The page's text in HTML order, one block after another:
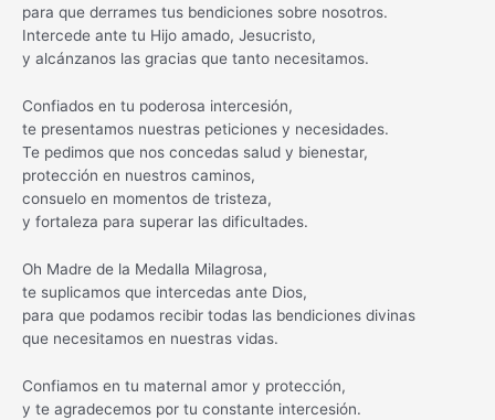
para que derrames tus bendiciones sobre nosotros.
Intercede ante tu Hijo amado, Jesucristo,
y alcánzanos las gracias que tanto necesitamos.
Confiados en tu poderosa intercesión,
te presentamos nuestras peticiones y necesidades.
Te pedimos que nos concedas salud y bienestar,
protección en nuestros caminos,
consuelo en momentos de tristeza,
y fortaleza para superar las dificultades.
Oh Madre de la Medalla Milagrosa,
te suplicamos que intercedas ante Dios,
para que podamos recibir todas las bendiciones divinas
que necesitamos en nuestras vidas.
Confiamos en tu maternal amor y protección,
y te agradecemos por tu constante intercesión.